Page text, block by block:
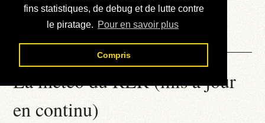
fins statistiques, de debug et de lutte contre
le piratage. Pour en savoir plus
Compris
Téléchargement
Contact
La météo du RER (mis à jour
en continu)